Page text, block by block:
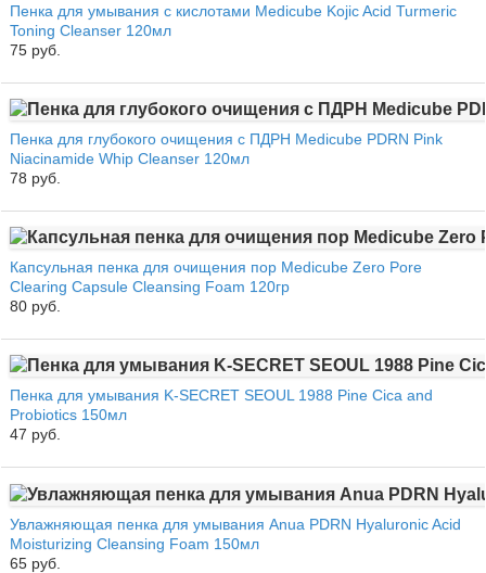
Пенка для умывания с кислотами Medicube Kojic Acid Turmeric
Toning Cleanser 120мл
75 руб.
Пенка для глубокого очищения с ПДРН Medicube PDRN Pink
Niacinamide Whip Cleanser 120мл
78 руб.
Капсульная пенка для очищения пор Medicube Zero Pore
Clearing Capsule Cleansing Foam 120гр
80 руб.
Пенка для умывания K-SECRET SEOUL 1988 Pine Cica and
Probiotics 150мл
47 руб.
Увлажняющая пенка для умывания Anua PDRN Hyaluronic Acid
Moisturizing Cleansing Foam 150мл
65 руб.